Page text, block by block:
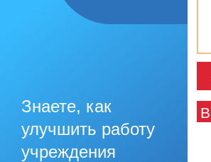
Знаете, как
улучшить работу
учреждения